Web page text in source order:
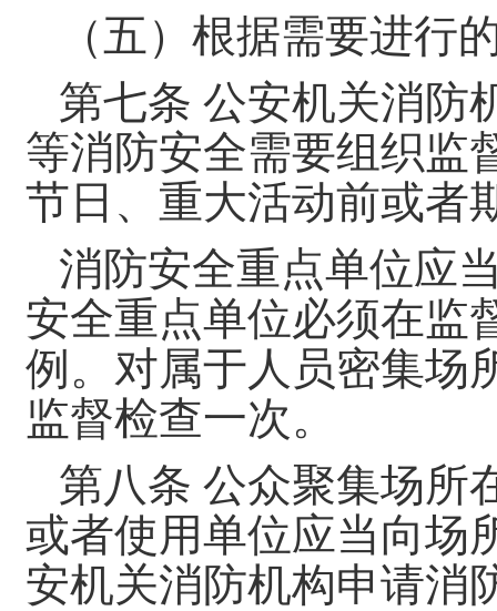
（五）根据需要进行
第七条 公安机关消防
等消防安全需要组织监
节日、重大活动前或者
消防安全重点单位应
安全重点单位必须在监
例。对属于人员密集场
监督检查一次。
第八条 公众聚集场所
或者使用单位应当向场
安机关消防机构申请消